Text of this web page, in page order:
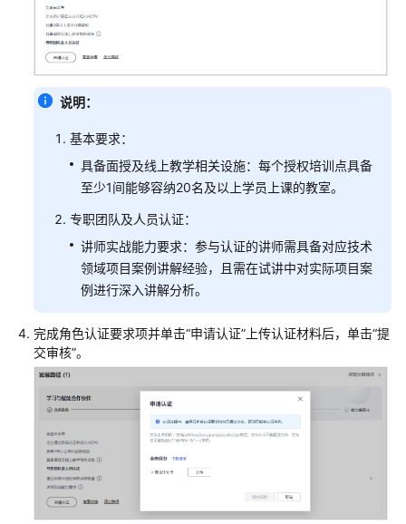
路
径
伴
发
展
路
径
软
作
伙
伴
发
路
服
务
合
说明：
基本要求：
具备面授及线上教学相关设施：每个授权培训点具备
至少1间能够容纳20名及以上学员上课的教室。
专职团队及人员认证：
讲师实战能力要求：参与认证的讲师需具备对应技术
领域项目案例讲解经验，且需在试讲中对实际项目案
例进行深入讲解分析。
完成角色认证要求项并单击“申请认证”上传认证材料后，单击“提
交审核”。